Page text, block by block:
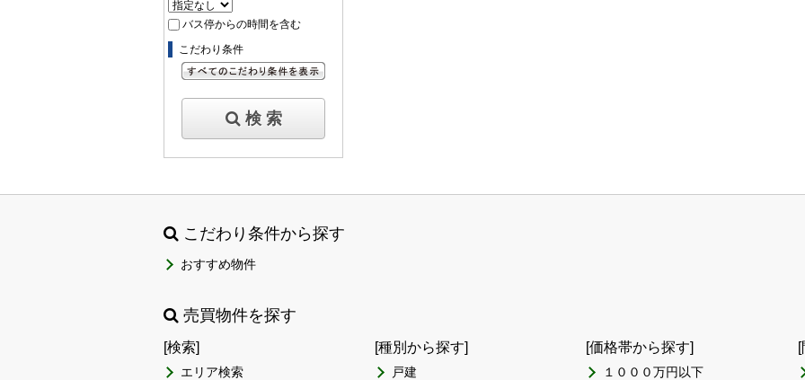
バス停からの時間を含む
こだわり条件
検 索
こだわり条件から探す
おすすめ物件
売買物件を探す
[検索]
エリア検索
[種別から探す]
戸建
[価格帯から探す]
１０００万円以下